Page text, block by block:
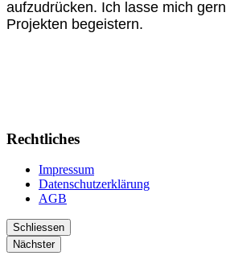
aufzudrücken. Ich lasse mich
Projekten begeistern.
Rechtliches
Impressum
Datenschutzerklärung
AGB
Schliessen
Nächster